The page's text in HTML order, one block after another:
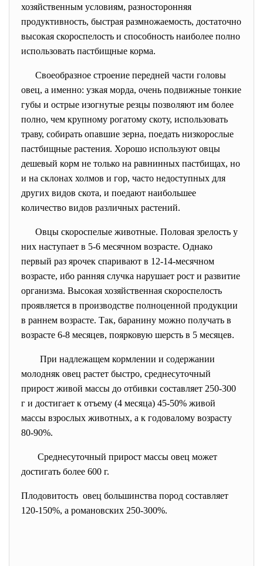
хозяйственным условиям, разносторонняя
продуктивность, быстрая размножаемость, достаточно
высокая скороспелость и способность наиболее полно
использовать пастбищные корма.
Своеобразное строение передней части головы
овец, а именно: узкая морда, очень подвижные тонкие
губы и острые изогнутые резцы позволяют им более
полно, чем крупному рогатому скоту, использовать
траву, собирать опавшие зерна, поедать низкорослые
пастбищные растения. Хорошо используют овцы
дешевый корм не только на равнинных пастбищах, но
и на склонах холмов и гор, часто недоступных для
других видов скота, и поедают наибольшее
количество видов различных растений.
Овцы скороспелые животные. Половая зрелость у
них наступает в 5-6 месячном возрасте. Однако
первый раз ярочек спаривают в 12-14-месячном
возрасте, ибо ранняя случка нарушает рост и развитие
организма. Высокая хозяйственная скороспелость
проявляется в производстве полноценной продукции
в раннем возрасте. Так, баранину можно получать в
возрасте 6-8 месяцев, поярковую шерсть в 5 месяцев.
При надлежащем кормлении и содержании
молодняк овец растет быстро, среднесуточный
прирост живой массы до отбивки составляет 250-300
г и достигает к отъему (4 месяца) 45-50% живой
массы взрослых животных, а к годовалому возрасту
80-90%.
Среднесуточный прирост массы овец может
достигать более 600 г.
Плодовитость овец большинства пород составляет
120-150%, а романовских 250-300%.